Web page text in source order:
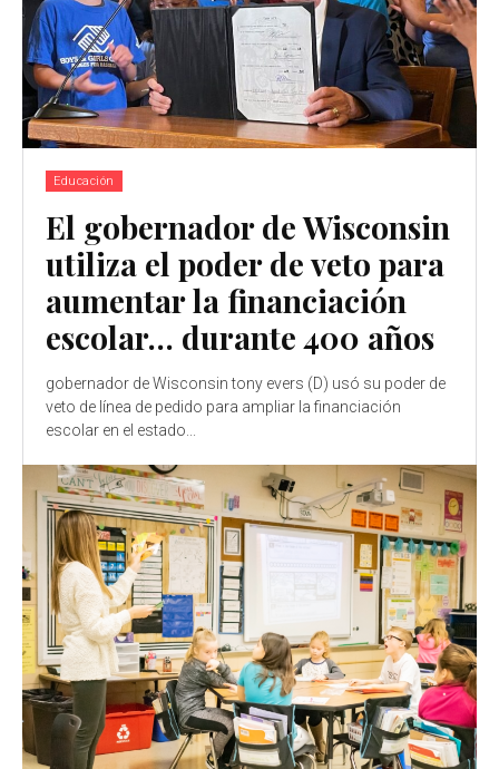
Educación
El gobernador de Wisconsin
utiliza el poder de veto para
aumentar la financiación
escolar… durante 400 años
gobernador de Wisconsin tony evers (D) usó su poder de
veto de línea de pedido para ampliar la financiación
escolar en el estado...